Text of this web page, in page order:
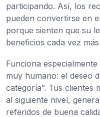
participando. Así, los
pueden convertirse en
porque sienten que su
beneficios cada vez
Funciona
muy humano: el deseo
categoría”. Tus clientes
al siguiente nivel,
referidos de buena